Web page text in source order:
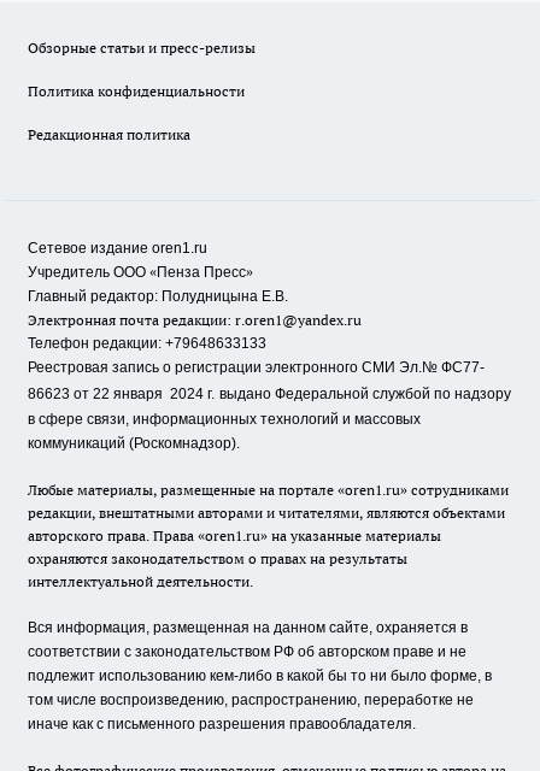
Обзорные статьи и пресс-релизы
Политика конфиденциальности
Редакционная политика
Сетевое издание oren1.ru
Учредитель ООО «Пенза Пресс»
Главный редактор: Полудницына Е.В.
Электронная почта редакции: r.oren1@yandex.ru
Телефон редакции: +79648633133
Реестровая запись о регистрации электронного СМИ Эл.№ ФС77-
86623 от 22 января 2024 г. выдано Федеральной службой по надзору
в сфере связи, информационных технологий и массовых
коммуникаций (Роскомнадзор).
Любые материалы, размещенные на портале «oren1.ru» сотрудниками
редакции, внештатными авторами и читателями, являются объектами
авторского права. Права «oren1.ru» на указанные материалы
охраняются законодательством о правах на результаты
интеллектуальной деятельности.
Вся информация, размещенная на данном сайте, охраняется в
соответствии с законодательством РФ об авторском праве и не
подлежит использованию кем-либо в какой бы то ни было форме, в
том числе воспроизведению, распространению, переработке не
иначе как с письменного разрешения правообладателя.